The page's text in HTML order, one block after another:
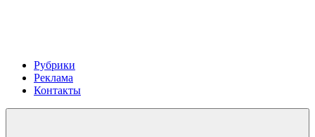
Рубрики
Реклама
Контакты